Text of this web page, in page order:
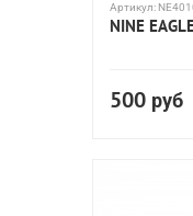
Артикул:
NINE
500 руб